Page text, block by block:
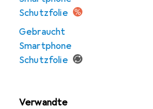
Schutzfolie
Gebraucht
Smartphone
Schutzfolie
Verwandte